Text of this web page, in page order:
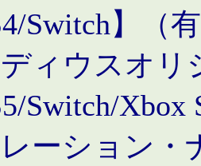
Switch】（
ィウスオリ
Switch/
ーション・